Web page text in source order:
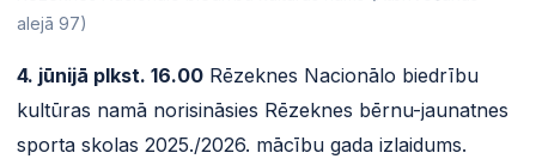
alejā 97)
4. jūnijā plkst. 16.00 Rēzeknes Nacionālo biedrību
kultūras namā norisināsies Rēzeknes bērnu-jaunatnes
sporta skolas 2025./2026. mācību gada izlaidums.